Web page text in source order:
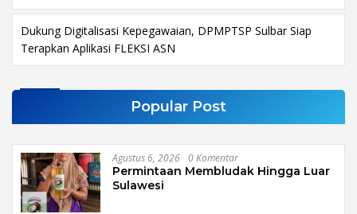
Dukung Digitalisasi Kepegawaian, DPMPTSP Sulbar Siap
Terapkan Aplikasi FLEKSI ASN
Popular Post
Agustus 6, 2026 0 Komentar
Permintaan Membludak Hingga Luar
Sulawesi